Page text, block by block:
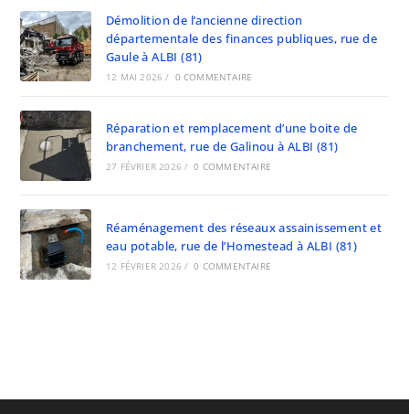
Démolition de l’ancienne direction
départementale des finances publiques, rue de
Gaule à ALBI (81)
12 MAI 2026 / 0 COMMENTAIRE
Réparation et remplacement d’une boite de
branchement, rue de Galinou à ALBI (81)
27 FÉVRIER 2026 / 0 COMMENTAIRE
Réaménagement des réseaux assainissement et
eau potable, rue de l’Homestead à ALBI (81)
12 FÉVRIER 2026 / 0 COMMENTAIRE